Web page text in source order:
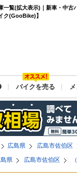
一覧(拡大表示)｜新車・中古
ク(GooBike)】
バイクを売る
広島県 広島市佐伯区
県 広島市佐伯区